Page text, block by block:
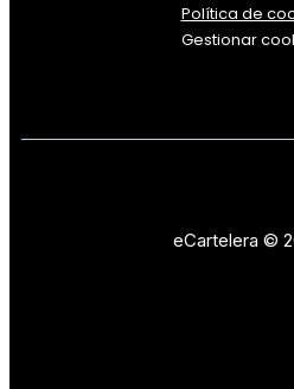
Política de
Gestionar
eCartelera ©